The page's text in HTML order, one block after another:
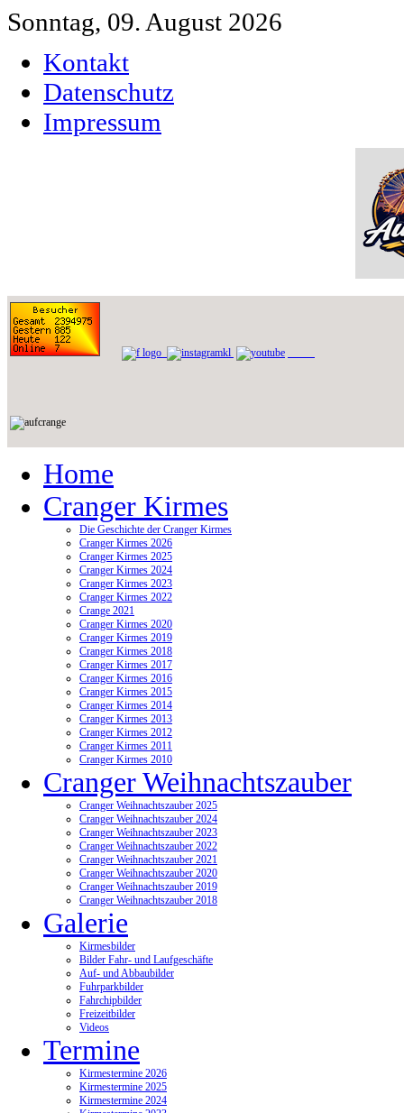
Sonntag, 09. August 2026
Kontakt
Datenschutz
Impressum
Home
Cranger Kirmes
Die Geschichte der Cranger Kirmes
Cranger Kirmes 2026
Cranger Kirmes 2025
Cranger Kirmes 2024
Cranger Kirmes 2023
Cranger Kirmes 2022
Crange 2021
Cranger Kirmes 2020
Cranger Kirmes 2019
Cranger Kirmes 2018
Cranger Kirmes 2017
Cranger Kirmes 2016
Cranger Kirmes 2015
Cranger Kirmes 2014
Cranger Kirmes 2013
Cranger Kirmes 2012
Cranger Kirmes 2011
Cranger Kirmes 2010
Cranger Weihnachtszauber
Cranger Weihnachtszauber 2025
Cranger Weihnachtszauber 2024
Cranger Weihnachtszauber 2023
Cranger Weihnachtszauber 2022
Cranger Weihnachtszauber 2021
Cranger Weihnachtszauber 2020
Cranger Weihnachtszauber 2019
Cranger Weihnachtszauber 2018
Galerie
Kirmesbilder
Bilder Fahr- und Laufgeschäfte
Auf- und Abbaubilder
Fuhrparkbilder
Fahrchipbilder
Freizeitbilder
Videos
Termine
Kirmestermine 2026
Kirmestermine 2025
Kirmestermine 2024